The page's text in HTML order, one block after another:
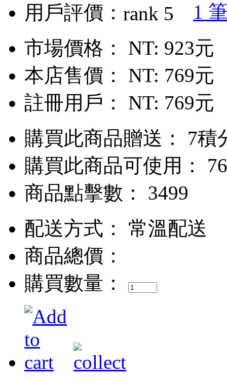
用戶評價：
1
市場價格： NT: 923元
本店售價： NT: 769元
註冊用戶： NT: 769元
購買此商品贈送： 7積
購買此商品可使用：
商品點擊數： 3499
配送方式：
常溫配送
商品總價：
購買數量：